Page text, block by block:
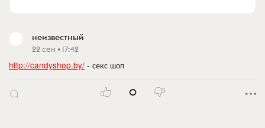
неизвестный
22 сен • 17:42
http://candyshop.by/ - секс шоп
0